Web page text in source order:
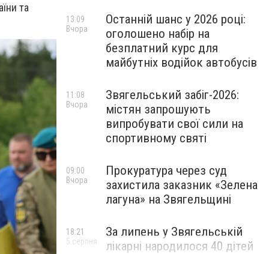
та
Останній шанс у 2026 році:
оголошено набір на
безплатний курс для
майбутніх водійок автобусів
13:09
Вчора
Звягельський забіг-2026:
містян запрошують
випробувати свої сили на
спортивному святі
11:08
Вчора
Прокуратура через суд
захистила заказник «Зелена
лагуна» на Звягельщині
09:00
Вчора
За липень у Звягельській
лікарні народилося 40 дітей
18:21
5 серпня